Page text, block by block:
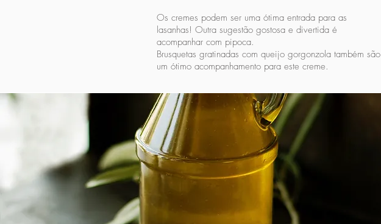
Os cremes podem ser uma ótima entrada para as
lasanhas! Outra sugestão gostosa e divertida é
acompanhar com pipoca.
Brusquetas gratinadas com queijo gorgonzola também são
um ótimo acompanhamento para este creme.